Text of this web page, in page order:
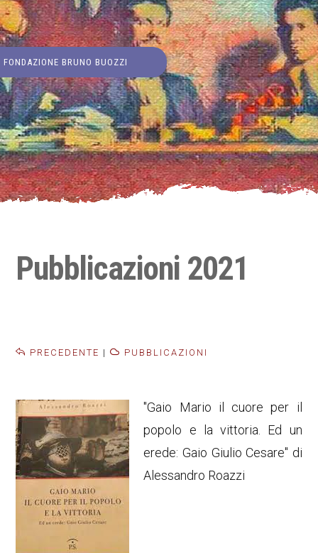
FONDAZIONE BRUNO BUOZZI
Pubblicazioni 2021
PRECEDENTE | PUBBLICAZIONI
"Gaio Mario il cuore per il
popolo e la vittoria. Ed un
erede: Gaio Giulio Cesare" di
Alessandro Roazzi